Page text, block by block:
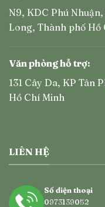
N9, KDC Phú
Long, Thành phố Hồ
Văn phòng hỗ trợ:
131 Cây Da, KP Tân
Hồ Chí Minh
LIÊN HỆ
Số điện thoại
0973139052